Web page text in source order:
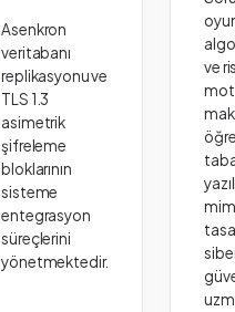
Asenkron
veritabanı
replikasyonu ve
TLS 1.3
asimetrik
şifreleme
bloklarının
sisteme
entegrasyon
süreçlerini
yönetmektedir.
ve